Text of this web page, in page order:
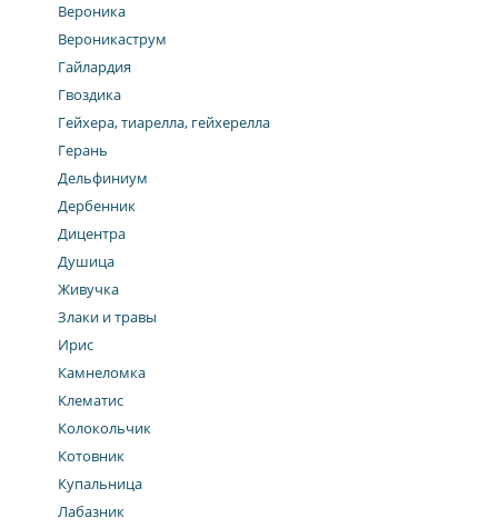
Вероника
Вероникаструм
Гайлардия
Гвоздика
Гейхера, тиарелла, гейхерелла
Герань
Дельфиниум
Дербенник
Дицентра
Душица
Живучка
Злаки и травы
Ирис
Камнеломка
Клематис
Колокольчик
Котовник
Купальница
Лабазник